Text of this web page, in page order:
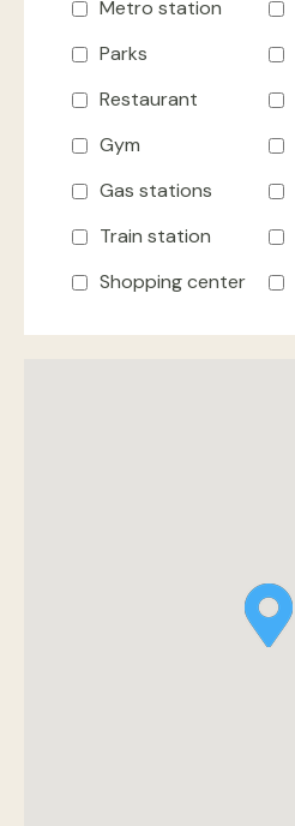
Metro station
Parks
Restaurant
Gym
Gas stations
Train station
Shopping center